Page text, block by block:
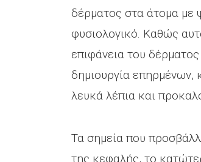
δέρματος στα άτομα με
φυσιολογικό. Καθώς
επιφάνεια του
δημιουργία
λευκά λέπια και
Τα σημεία που
της κεφαλής, το